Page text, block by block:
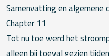
Samenvatting en algemene
Chapter 11
Tot nu toe werd het